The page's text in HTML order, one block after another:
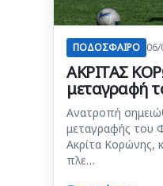
ΠΟΔΟΣΦΑΙΡΟ
ΑΚΡΙΤΑΣ
μεταγραφή
Ανατροπή
μεταγραφής
Ακρίτα Κορώνης,
πλε…